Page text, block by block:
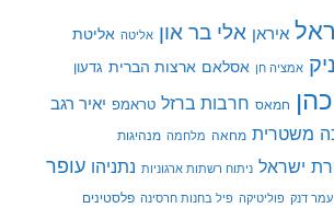
איראן אלי בר און אליטה אליטת
אמציה חן אסלאם ארצות הברית גדעון
חמאס חרבות ברזל טראמפ יאיר רגב
משטרית מחאה מלחמה מנהיגות
ישראל ניתוח רשתות ארגוניות נתניהו עופר
עמר דנק פוליטיקה פיל בחנות חרסינה פלסטינים